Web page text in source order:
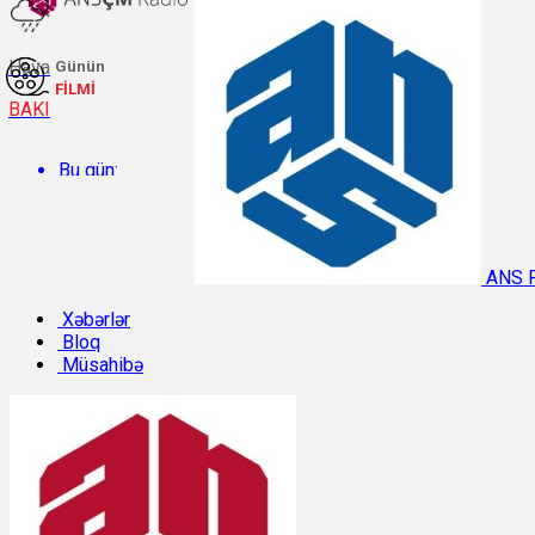
Hava
BAKI
Bu gün:
Temperatur: 30.4°C. Rütubət: 49%.
Sabah:
Günün
FİLMİ
ANS
Xəbərlər
Bloq
Müsahibə